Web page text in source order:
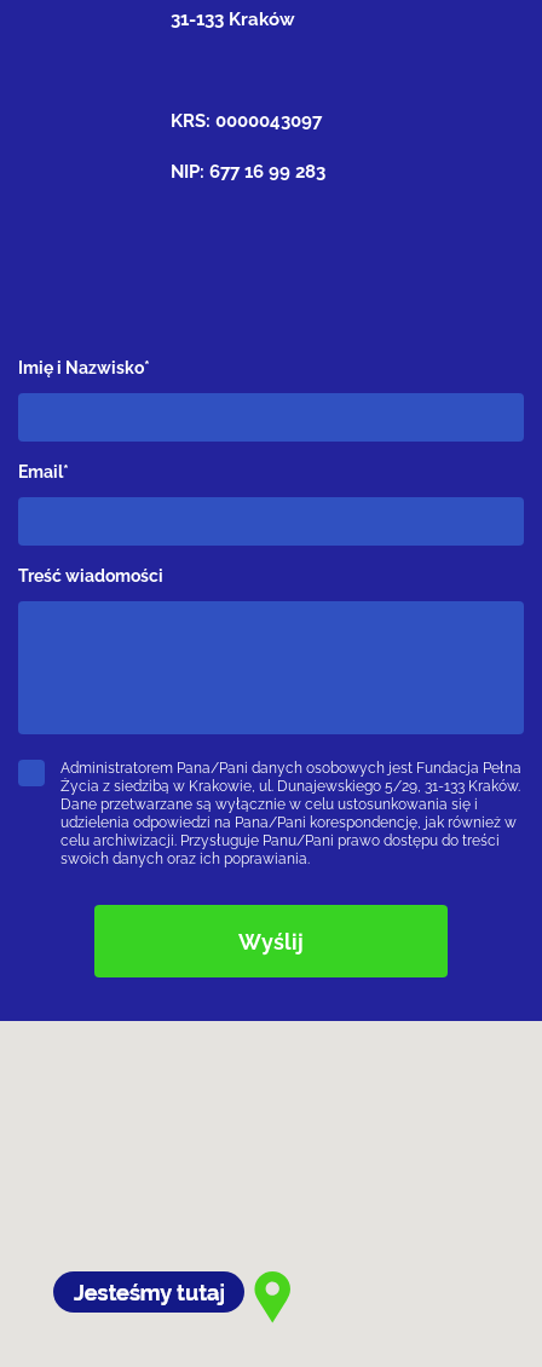
31-133 Kraków
KRS: 0000043097
NIP: 677 16 99 283
Imię i Nazwisko*
Email*
Treść wiadomości
Administratorem Pana/Pani danych osobowych jest Fundacja Pełna
Życia z siedzibą w Krakowie, ul. Dunajewskiego 5/29, 31-133 Kraków.
Dane przetwarzane są wyłącznie w celu ustosunkowania się i
udzielenia odpowiedzi na Pana/Pani korespondencję, jak również w
celu archiwizacji. Przysługuje Panu/Pani prawo dostępu do treści
swoich danych oraz ich poprawiania.